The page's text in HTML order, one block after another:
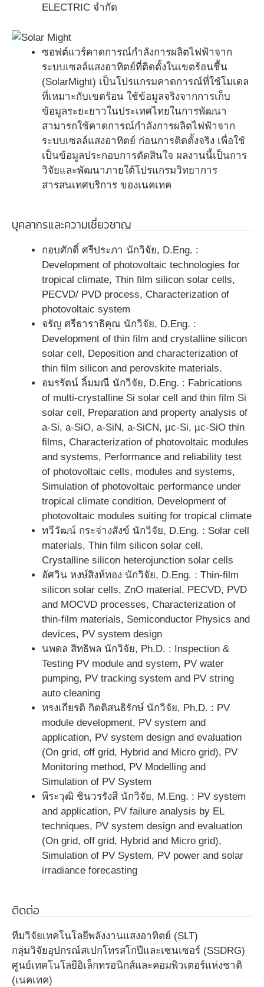
ELECTRIC จำกัด
ซอฟต์แวร์คาดการณ์กำลังการผลิตไฟฟ้าจาก
ระบบเซลล์แสงอาทิตย์ที่ติดตั้งในเขตร้อนชื้น
(SolarMight) เป็นโปรแกรมคาดการณ์ที่ใช้โมเดล
ที่เหมาะกับเขตร้อน ใช้ข้อมูลจริงจากการเก็บ
ข้อมูลระยะยาวในประเทศไทยในการพัฒนา
สามารถใช้คาดการณ์กำลังการผลิตไฟฟ้าจาก
ระบบเซลล์แสงอาทิตย์ ก่อนการติดตั้งจริง เพื่อใช้
เป็นข้อมูลประกอบการตัดสินใจ ผลงานนี้เป็นการ
วิจัยและพัฒนาภายใต้โปรแกรมวิทยาการ
สารสนเทศบริการ ของเนคเทค
บุคลากรและความเชี่ยวชาญ
กอบศักดิ์ ศรีประภา นักวิจัย, D.Eng. :
Development of photovoltaic technologies for
tropical climate, Thin film silicon solar cells,
PECVD/ PVD process, Characterization of
photovoltaic system
จรัญ ศรีธาราธิคุณ นักวิจัย, D.Eng. :
Development of thin film and crystalline silicon
solar cell, Deposition and characterization of
thin film silicon and perovskite materials.
อมรรัตน์ ลิ้มมณี นักวิจัย, D.Eng. : Fabrications
of multi-crystalline Si solar cell and thin film Si
solar cell, Preparation and property analysis of
a-Si, a-SiO, a-SiN, a-SiCN, µc-Si, µc-SiO thin
films, Characterization of photovoltaic modules
and systems, Performance and reliability test
of photovoltaic cells, modules and systems,
Simulation of photovoltaic performance under
tropical climate condition, Development of
photovoltaic modules suiting for tropical climate
ทวีวัฒน์ กระจ่างสังข์ นักวิจัย, D.Eng. : Solar cell
materials, Thin film silicon solar cell,
Crystalline silicon heterojunction solar cells
อัศวิน หงษ์สิงห์ทอง นักวิจัย, D.Eng. : Thin-film
silicon solar cells, ZnO material, PECVD, PVD
and MOCVD processes, Characterization of
thin-film materials, Semiconductor Physics and
devices, PV system design
นพดล สิทธิพล นักวิจัย, Ph.D. : Inspection &
Testing PV module and system, PV water
pumping, PV tracking system and PV string
auto cleaning
ทรงเกียรติ กิตติสนธิรักษ์ นักวิจัย, Ph.D. : PV
module development, PV system and
application, PV system design and evaluation
(On grid, off grid, Hybrid and Micro grid), PV
Monitoring method, PV Modelling and
Simulation of PV System
พีระวุฒิ ชินวรรังสี นักวิจัย, M.Eng. : PV system
and application, PV failure analysis by EL
techniques, PV system design and evaluation
(On grid, off grid, Hybrid and Micro grid),
Simulation of PV System, PV power and solar
irradiance forecasting
ติดต่อ
ทีมวิจัยเทคโนโลยีพลังงานแสงอาทิตย์ (SLT)
กลุ่มวิจัยอุปกรณ์สเปกโทรสโกปีและเซนเซอร์ (SSDRG)
ศูนย์เทคโนโลยีอิเล็กทรอนิกส์และคอมพิวเตอร์แห่งชาติ
(เนคเทค)